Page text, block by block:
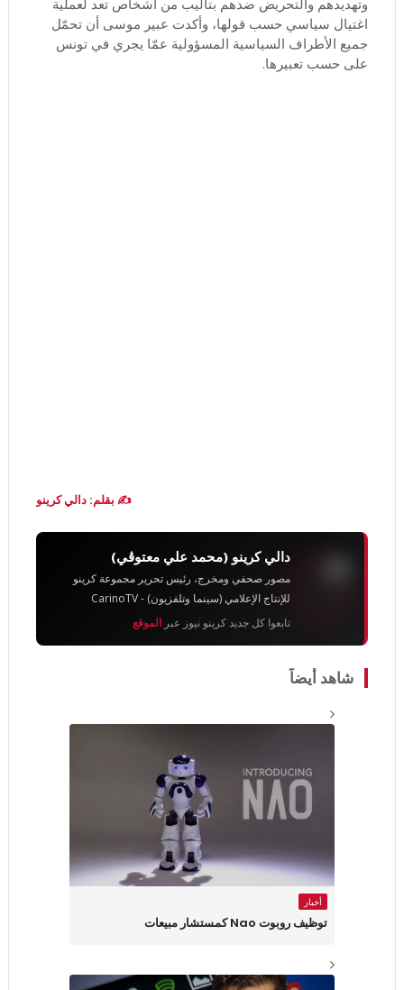
وتهديدهم والتحريض ضدهم بتأليب من أشخاص تعد لعملية
اغتيال سياسي حسب قولها، وأكدت عبير موسى أن تحمّل
جميع الأطراف السياسية المسؤولية عمّا يجري في تونس
على حسب تعبيرها.
✍️ بقلم: دالي كرينو
دالي كرينو (محمد علي معتوڨي)
مصور صحفي ومخرج، رئيس تحرير مجموعة كرينو
للإنتاج الإعلامي (سينما وتلفزيون) - CarinoTV
تابعوا كل جديد كرينو نيوز عبر الموقع
شاهد أيضاً
أخبار
توظيف روبوت Nao كمستشار مبيعات